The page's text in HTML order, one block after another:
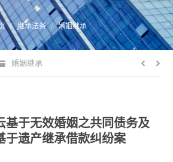
继承法务 婚姻继承
婚姻继承
基于无效婚姻之共同债务及
于遗产继承借款纠纷案